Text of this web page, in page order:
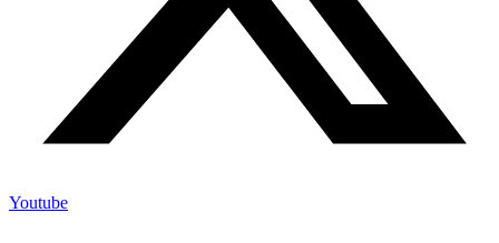
Youtube